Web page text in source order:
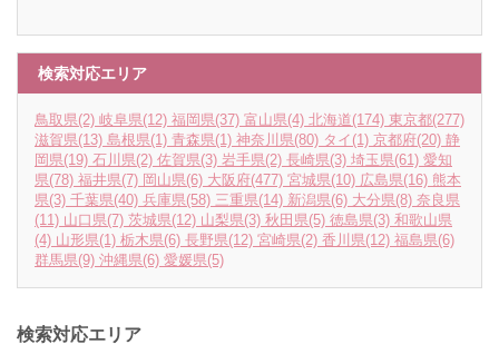
検索対応エリア
鳥取県(2) 岐阜県(12) 福岡県(37) 富山県(4) 北海道(174) 東京都(277)
滋賀県(13) 島根県(1) 青森県(1) 神奈川県(80) タイ (1) 京都府(20) 静
岡県(19) 石川県(2) 佐賀県(3) 岩手県(2) 長崎県(3) 埼玉県(61) 愛知
県(78) 福井県(7) 岡山県(6) 大阪府(477) 宮城県(10) 広島県(16) 熊本
県(3) 千葉県(40) 兵庫県(58) 三重県(14) 新潟県(6) 大分県(8) 奈良県
(11) 山口県(7) 茨城県(12) 山梨県(3) 秋田県(5) 徳島県(3) 和歌山県
(4) 山形県(1) 栃木県(6) 長野県(12) 宮崎県(2) 香川県(12) 福島県(6)
群馬県(9) 沖縄県(6) 愛媛県(5)
検索対応エリア